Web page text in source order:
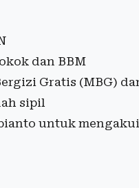
dan BBM
Gratis (MBG)
sipil
untuk